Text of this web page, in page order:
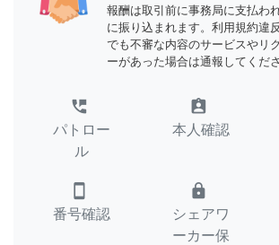
報酬は取引前に事務局に支払わ
に振り込まれます。利用規約違
でも不審な内容のサービスやリ
ーがあった場合は通報してくださ
perm_phone_msg
パトロー
ル
assignment_ind
本人確認
smartphone
番号確認
lock
シェアワ
ーカー保